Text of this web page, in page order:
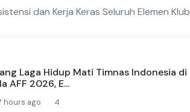
dan Kerja Keras Seluruh Elemen Klub
Laga Hidup Mati Timnas Indonesia di
AFF 2026, E...
hours ago 4